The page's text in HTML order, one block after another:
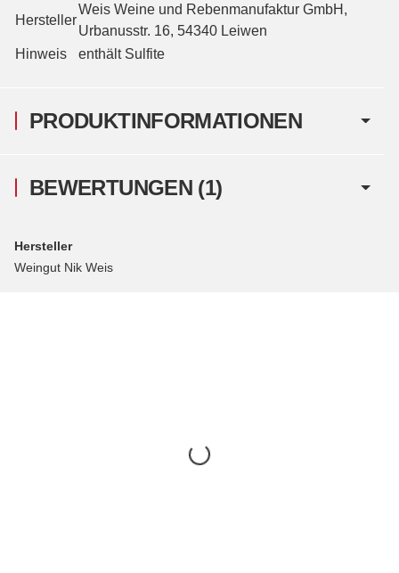
PRODUKTINFORMATIONEN
Hersteller
Weis Weine und Rebenmanufaktur GmbH,
Urbanusstr. 16, 54340 Leiwen
Hinweis
enthält Sulfite
BEWERTUNGEN (1)
Hersteller
Weingut Nik Weis